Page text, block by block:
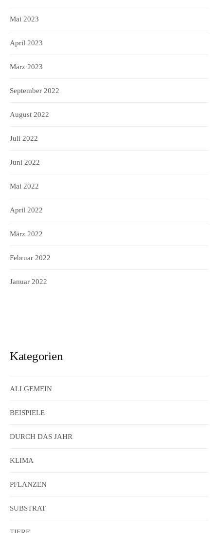
Mai 2023
April 2023
März 2023
September 2022
August 2022
Juli 2022
Juni 2022
Mai 2022
April 2022
März 2022
Februar 2022
Januar 2022
Kategorien
ALLGEMEIN
BEISPIELE
DURCH DAS JAHR
KLIMA
PFLANZEN
SUBSTRAT